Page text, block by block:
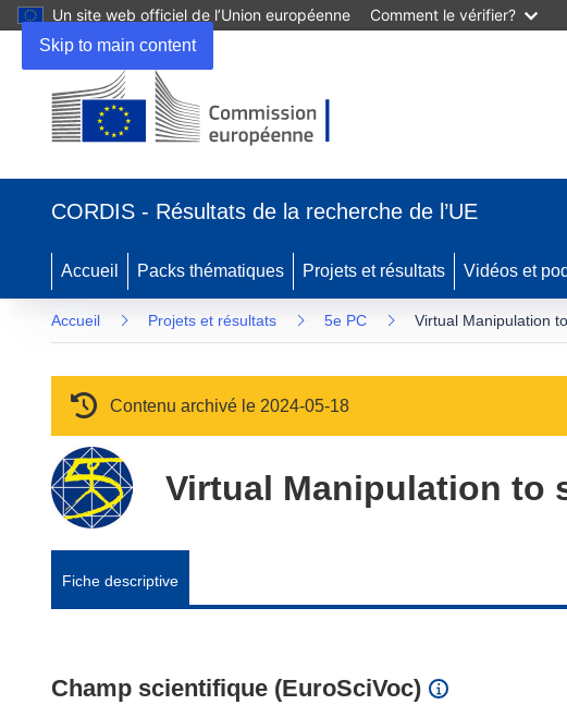
Skip to main content
Un site web officiel de l’Union européenne Comment le vérifier?
CORDIS - Résultats de la recherche de l’UE
Accueil Packs thématiques Projets et résultats Vidéos et
Accueil Projets et résultats 5e PC Virtual Manipulation
Contenu archivé le 2024-05-18
Virtual Manipulation to
Fiche descriptive
Champ scientifique (EuroSciVoc)